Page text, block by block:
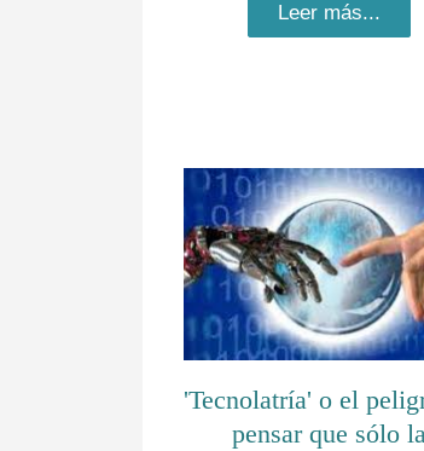
Leer más...
'Tecnolatría' o el
pensar que sólo